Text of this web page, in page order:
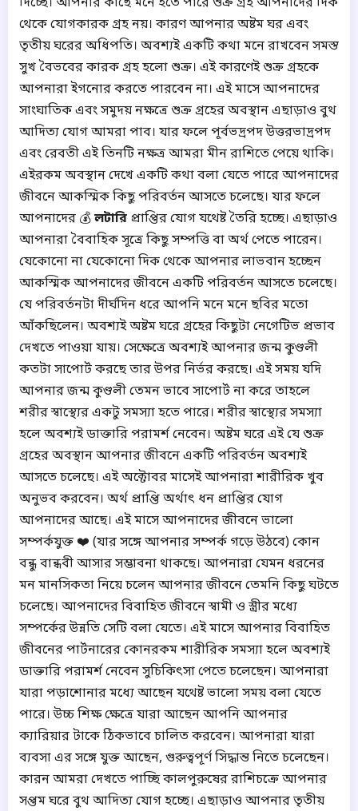
থেকে যোগকারক গ্রহ নয়। কারণ আপনার অষ্টম ঘর এবং
তৃতীয় ঘরের অধিপতি। অবশ্যই একটি কথা মনে রাখবেন সমস্ত
সুখ বৈভবের কারক গ্রহ হলো শুক্র। এই কারণেই শুক্র গ্রহকে
আপনারা ইগনোর করতে পারবেন না। এই মাসে আপনাদের
সাংঘাতিক এবং সমুদয় নক্ষত্রে শুক্র গ্রহের অবস্থান এছাড়াও বুথ
আদিত্য যোগ আমরা পাব। যার ফলে পূর্বভদ্রপদ উত্তরভাদ্রপদ
এবং রেবতী এই তিনটি নক্ষত্র আমরা মীন রাশিতে পেয়ে থাকি।
এইরকম অবস্থান দেখে একটি কথা বলা যেতে পারে আপনাদের
জীবনে আকস্মিক কিছু পরিবর্তন আসতে চলেছে। যার ফলে
আপনাদের 💰লটারি প্রাপ্তির যোগ যথেষ্ট তৈরি হচ্ছে। এছাড়াও
আপনারা বৈবাহিক সূত্রে কিছু সম্পত্তি বা অর্থ পেতে পারেন।
যেকোনো না যেকোনো দিক থেকে আপনার লাভবান হচ্ছেন
আকস্মিক আপনাদের জীবনে একটি পরিবর্তন আসতে চলেছে।
যে পরিবর্তনটা দীর্ঘদিন ধরে আপনি মনে মনে ছবির মতো
আঁকছিলেন। অবশ্যই অষ্টম ঘরে গ্রহের কিছুটা নেগেটিভ প্রভাব
দেখতে পাওয়া যায়। সেক্ষেত্রে অবশ্যই আপনার জন্ম কুণ্ডলী
কতটা সাপোর্ট করছে তার উপর নির্ভর করছে। এই সময় যদি
আপনার জন্ম কুণ্ডলী তেমন ভাবে সাপোর্ট না করে তাহলে
শরীর স্বাস্থ্যের একটু সমস্যা হতে পারে। শরীর স্বাস্থ্যের সমস্যা
হলে অবশ্যই ডাক্তারি পরামর্শ নেবেন। অষ্টম ঘরে এই যে শুক্র
গ্রহের অবস্থান আপনার জীবনে একটি পরিবর্তন অবশ্যই
আসতে চলেছে। এই অক্টোবর মাসেই আপনারা শারীরিক খুব
অনুভব করবেন। অর্থ প্রাপ্তি অর্থাৎ ধন প্রাপ্তির যোগ
আপনাদের আছে। এই মাসে আপনাদের জীবনে ভালো
সম্পর্কযুক্ত ❤️ (যার সঙ্গে আপনার সম্পর্ক গড়ে উঠবে) কোন
বন্ধু বান্ধবী আসার সম্ভাবনা থাকছে। আপনারা যেমন ধরনের
মন মানসিকতা নিয়ে চলেন আপনার জীবনে তেমনি কিছু ঘটতে
চলেছে। আপনাদের বিবাহিত জীবনে স্বামী ও স্ত্রীর মধ্যে
সম্পর্কের উন্নতি সেটি বলা যেতে। এই মাসে আপনার বিবাহিত
জীবনের পার্টনারের কোনরকম শারীরিক সমস্যা হলে অবশ্যই
ডাক্তারি পরামর্শ নেবেন সুচিকিৎসা পেতে চলেছেন। আপনারা
যারা পড়াশোনার মধ্যে আছেন যথেষ্ট ভালো সময় বলা যেতে
পারে। উচ্চ শিক্ষ ক্ষেত্রে যারা আছেন আপনি আপনার
ক্যারিয়ার টাকে ঠিকভাবে চালিত করবেন। আপনারা যারা
ব্যবসা এর সঙ্গে যুক্ত আছেন, গুরুত্বপূর্ণ সিদ্ধান্ত নিতে চলেছেন।
কারন আমরা দেখতে পাচ্ছি কালপুরুষের রাশিচক্রে আপনার
সপ্তম ঘরে বুথ আদিত্য যোগ হচ্ছে। এছাড়াও আপনার তৃতীয়